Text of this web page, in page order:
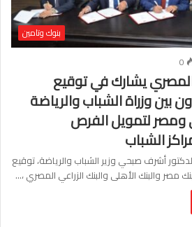
بنوك وتامين
0
المصري يشارك في توقيع
بين وزراة الشباب والرياضة
ومصر لتمويل الفرص
الشباب
أشرف صبحي وزير الشباب والرياضة، توقيع
مصر والبنك الأهلى والبنك الزراعي المصري ،…